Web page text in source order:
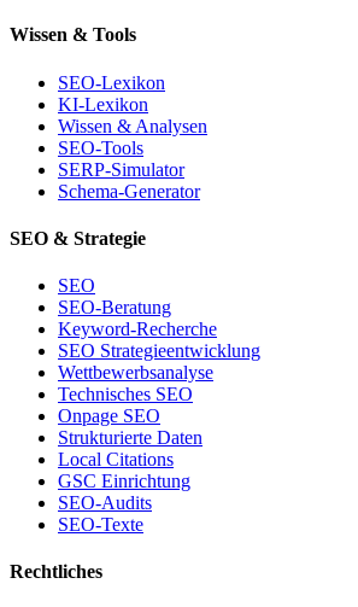
Wissen & Tools
SEO-Lexikon
KI-Lexikon
Wissen & Analysen
SEO-Tools
SERP-Simulator
Schema-Generator
SEO & Strategie
SEO
SEO-Beratung
Keyword-Recherche
SEO Strategieentwicklung
Wettbewerbsanalyse
Technisches SEO
Onpage SEO
Strukturierte Daten
Local Citations
GSC Einrichtung
SEO-Audits
SEO-Texte
Rechtliches